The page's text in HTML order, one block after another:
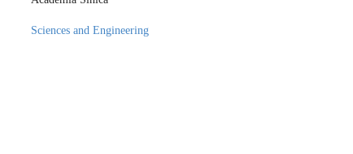
Sciences and Engineering